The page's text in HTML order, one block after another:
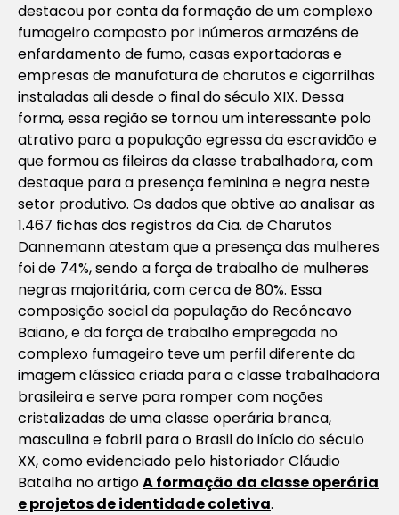
destacou por conta da formação de um complexo
fumageiro composto por inúmeros armazéns de
enfardamento de fumo, casas exportadoras e
empresas de manufatura de charutos e cigarrilhas
instaladas ali desde o final do século XIX. Dessa
forma, essa região se tornou um interessante polo
atrativo para a população egressa da escravidão e
que formou as fileiras da classe trabalhadora, com
destaque para a presença feminina e negra neste
setor produtivo. Os dados que obtive ao analisar as
1.467 fichas dos registros da Cia. de Charutos
Dannemann atestam que a presença das mulheres
foi de 74%, sendo a força de trabalho de mulheres
negras majoritária, com cerca de 80%. Essa
composição social da população do Recôncavo
Baiano, e da força de trabalho empregada no
complexo fumageiro teve um perfil diferente da
imagem clássica criada para a classe trabalhadora
brasileira e serve para romper com noções
cristalizadas de uma classe operária branca,
masculina e fabril para o Brasil do início do século
XX, como evidenciado pelo historiador Cláudio
Batalha no artigoA formação da classe operária
e projetos de identidade coletiva.